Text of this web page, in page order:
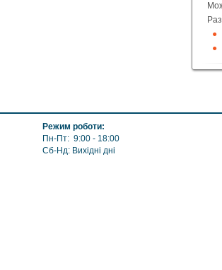
Режим роботи:
Пн-Пт: 9:00 - 18:00
Сб-Нд: Вихідні дні